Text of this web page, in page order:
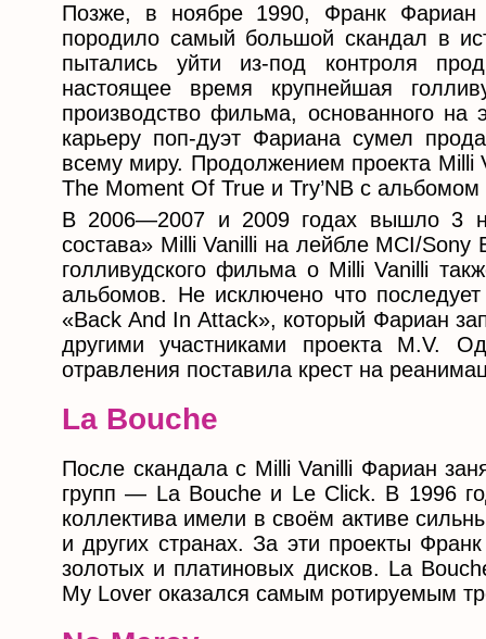
Позже, в ноябре 1990, Франк Фариан
породило самый большой скандал в
пытались уйти из-под контроля
настоящее время крупнейшая
производство фильма, основанного
карьеру поп-дуэт Фариана сумел
всему миру. Продолжением проекта Milli
The Moment Of True и Try’NB с
В 2006—2007 и 2009 годах вышло 3
состава» Milli Vanilli на лейбле MCI/
голливудского фильма о Milli Vanilli
альбомов. Не исключено что
«Back And In Attack», который Фариан
другими участниками проекта M.V.
отравления поставила крест на
La Bouche
После скандала с Milli Vanilli Фариан
групп — La Bouche и Le Click. В 1996
коллектива имели в своём активе
и других странах. За эти проекты
золотых и платиновых дисков. La
My Lover оказался самым ротируемым